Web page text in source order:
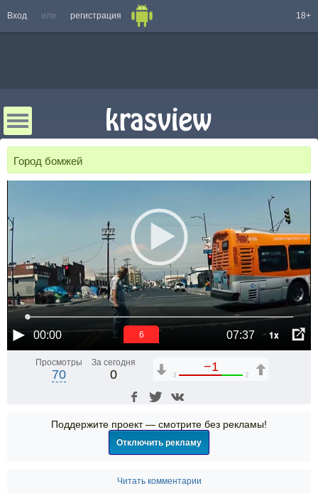
Вход или регистрация 18+
Город бомжей
00:00 07:37 1x
6
Просмотры
70
За сегодня
0
−1
3 2
Поддержите проект — смотрите без рекламы!
Отключить рекламу
Читать комментарии